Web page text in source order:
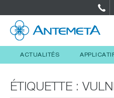
ACTUALITÉS
ÉTIQUETTE :